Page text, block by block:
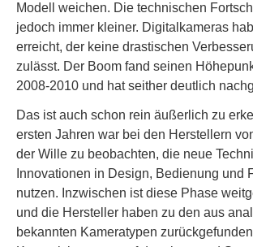
Modell weichen. Die technischen
jedoch immer kleiner. Digitalkameras
erreicht, der keine drastischen
zulässt. Der Boom fand seinen
2008-2010 und hat seither deutlich
Das ist auch schon rein äußerlich zu
ersten Jahren war bei den Herstellern
der Wille zu beobachten, die neue
Innovationen in Design, Bedienung und
nutzen. Inzwischen ist diese Phase
und die Hersteller haben zu den aus
bekannten Kameratypen